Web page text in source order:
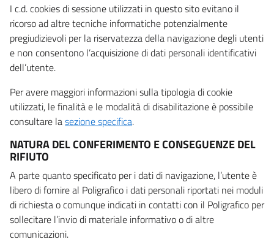
I c.d. cookies di sessione utilizzati in questo sito evitano il
ricorso ad altre tecniche informatiche potenzialmente
pregiudizievoli per la riservatezza della navigazione degli utenti
e non consentono l’acquisizione di dati personali identificativi
dell’utente.
Per avere maggiori informazioni sulla tipologia di cookie
utilizzati, le finalità e le modalità di disabilitazione è possibile
consultare lasezione specifica.
NATURA DEL CONFERIMENTO E CONSEGUENZE DEL
RIFIUTO
A parte quanto specificato per i dati di navigazione, l’utente è
libero di fornire al Poligrafico i dati personali riportati nei moduli
di richiesta o comunque indicati in contatti con il Poligrafico per
sollecitare l’invio di materiale informativo o di altre
comunicazioni.